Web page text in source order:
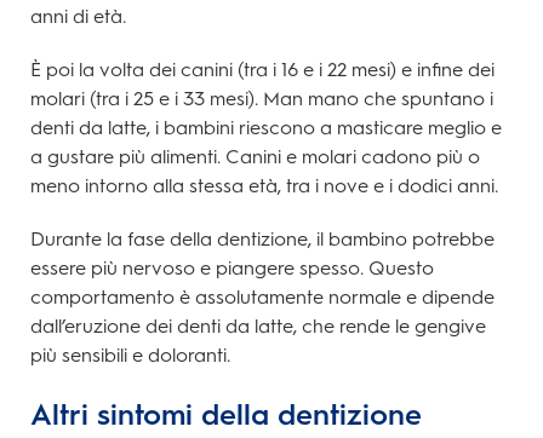
anni di età.
È poi la volta dei canini (tra i 16 e i 22 mesi) e infine dei
molari (tra i 25 e i 33 mesi). Man mano che spuntano i
denti da latte, i bambini riescono a masticare meglio e
a gustare più alimenti. Canini e molari cadono più o
meno intorno alla stessa età, tra i nove e i dodici anni.
Durante la fase della dentizione, il bambino potrebbe
essere più nervoso e piangere spesso. Questo
comportamento è assolutamente normale e dipende
dall’eruzione dei denti da latte, che rende le gengive
più sensibili e doloranti.
Altri sintomi della dentizione